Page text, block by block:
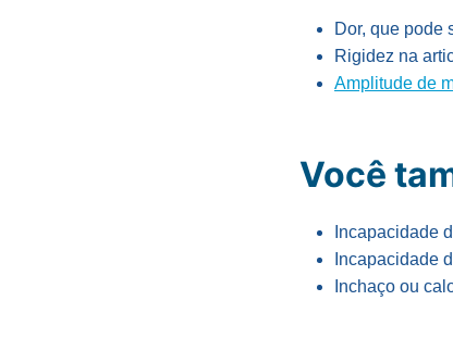
Dor, que pode
Rigidez na
Amplitude de
Você
Incapacidade
Incapacidade
Inchaço ou